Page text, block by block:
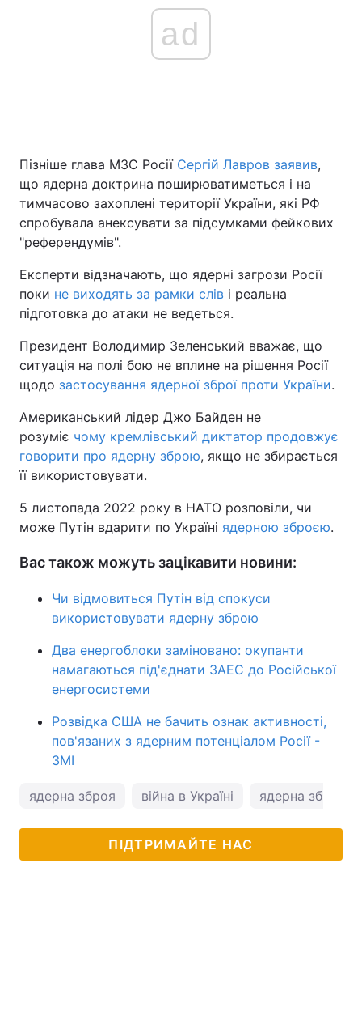
ad
Пізніше глава МЗС Росії Сергій Лавров заявив,
що ядерна доктрина поширюватиметься і на
тимчасово захоплені території України, які РФ
спробувала анексувати за підсумками фейкових
"референдумів".
Експерти відзначають, що ядерні загрози Росії
поки не виходять за рамки слів і реальна
підготовка до атаки не ведеться.
Президент Володимир Зеленський вважає, що
ситуація на полі бою не вплине на рішення Росії
щодо застосування ядерної зброї проти України.
Американський лідер Джо Байден не
розуміє чому кремлівський диктатор продовжує
говорити про ядерну зброю, якщо не збирається
її використовувати.
5 листопада 2022 року в НАТО розповіли, чи
може Путін вдарити по Україні ядерною зброєю.
Вас також можуть зацікавити новини:
Чи відмовиться Путін від спокуси
використовувати ядерну зброю
Два енергоблоки заміновано: окупанти
намагаються під'єднати ЗАЕС до Російської
енергосистеми
Розвідка США не бачить ознак активності,
пов'язаних з ядерним потенціалом Росії -
ЗМІ
ядерна зброя війна в Україні ядерна зброя
ПІДТРИМАЙТЕ НАС